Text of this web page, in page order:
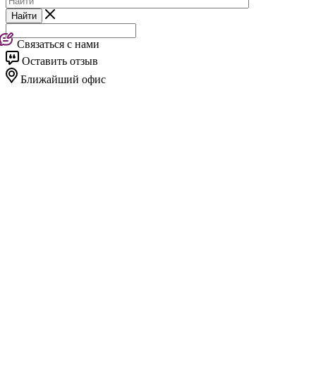
Найти
Связаться с нами
Оставить отзыв
Ближайший офис